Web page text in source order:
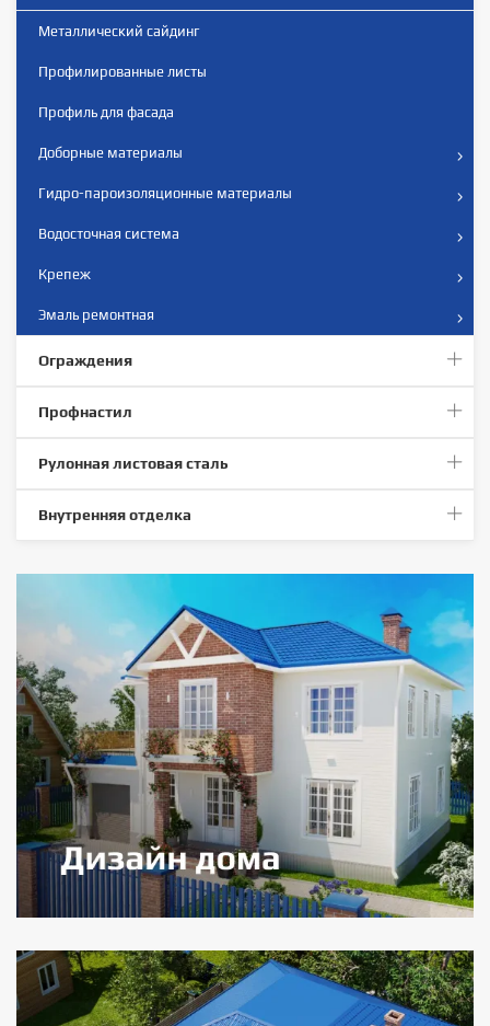
Металлический сайдинг
Профилированныe листы
Профиль для фасада
Доборные материалы
Гидро-пароизоляционные материалы
Водосточная система
Крепеж
Эмаль ремонтная
Ограждения
Профнастил
Рулонная листовая сталь
Внутренняя отделка